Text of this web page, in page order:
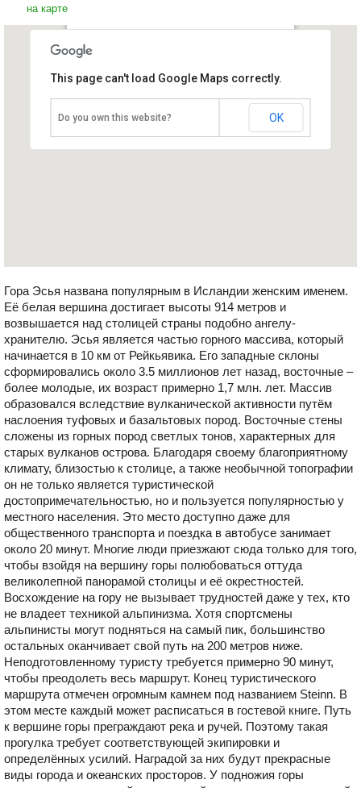
на карте
Исландия, Округ Рейкьявик
This page can't load Google Maps correctly.
Do you own this website? OK
Гора Эсья названа популярным в Исландии женским именем.
Её белая вершина достигает высоты 914 метров и
возвышается над столицей страны подобно ангелу-
хранителю. Эсья является частью горного массива, который
начинается в 10 км от Рейкьявика. Его западные склоны
сформировались около 3.5 миллионов лет назад, восточные –
более молодые, их возраст примерно 1,7 млн. лет. Массив
образовался вследствие вулканической активности путём
наслоения туфовых и базальтовых пород. Восточные стены
сложены из горных пород светлых тонов, характерных для
старых вулканов острова. Благодаря своему благоприятному
климату, близостью к столице, а также необычной топографии
он не только является туристической
достопримечательностью, но и пользуется популярностью у
местного населения. Это место доступно даже для
общественного транспорта и поездка в автобусе занимает
около 20 минут. Многие люди приезжают сюда только для того,
чтобы взойдя на вершину горы полюбоваться оттуда
великолепной панорамой столицы и её окрестностей.
Восхождение на гору не вызывает трудностей даже у тех, кто
не владеет техникой альпинизма. Хотя спортсмены
альпинисты могут подняться на самый пик, большинство
остальных оканчивает свой путь на 200 метров ниже.
Неподготовленному туристу требуется примерно 90 минут,
чтобы преодолеть весь маршрут. Конец туристического
маршрута отмечен огромным камнем под названием Steinn. В
этом месте каждый может расписаться в гостевой книге. Путь
к вершине горы преграждают река и ручей. Поэтому такая
прогулка требует соответствующей экипировки и
определённых усилий. Наградой за них будут прекрасные
виды города и океанских просторов. У подножия горы